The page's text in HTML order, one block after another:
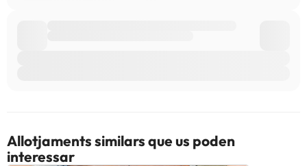
Allotjaments similars que us poden
interessar